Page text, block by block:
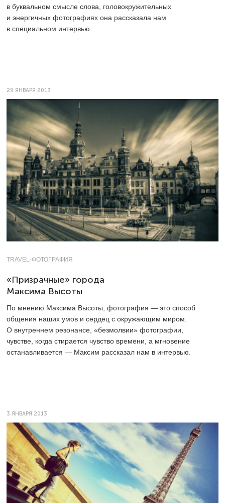
в буквальном смысле слова, головокружительных
и энергичных фотографиях она рассказала нам
в специальном интервью.
29 ЯНВАРЯ 2013
TRAVEL-ФОТОГРАФИЯ
«Призрачные» города
Максима Высоты
По мнению Максима Высоты, фотография — это способ
общения наших умов и сердец с окружающим миром.
О внутреннем резонансе, «безмолвии» фотографии,
чувстве, когда стирается чувство времени, а мгновение
останавливается — Максим рассказал нам в интервью.
3 ЯНВАРЯ 2013